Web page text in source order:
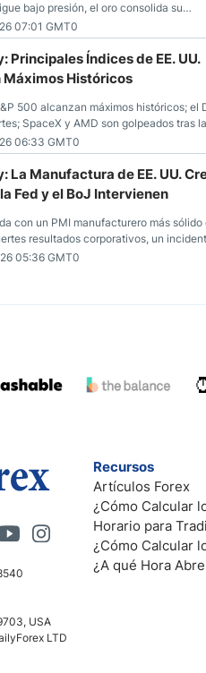
bajo presión, el oro consolida su
referencias económicas desde
07:01 GMT0
Principales Índices de EE. UU.
Máximos Históricos
500 alcanzan máximos históricos; el
SpaceX y AMD son golpeados tras
cae por debajo de los $80 con
continúa intentando
un repunte a medida que las tasas caen
06:33 GMT0
La Manufactura de EE. UU.
Fed y el BoJ Intervienen
con un PMI manufacturero más sólido
resultados corporativos, un
desde el mercado del petróleo.
05:36 GMT0
USA
LTD
Recursos
Artículos Forex
¿Cómo Calcular
Horario para
¿Cómo Calcular
¿A qué Hora